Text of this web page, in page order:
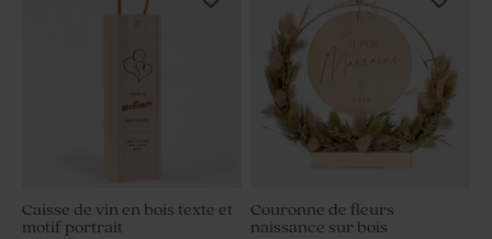
Caisse de vin en bois texte et
motif portrait
Couronne de fleurs
naissance sur bois